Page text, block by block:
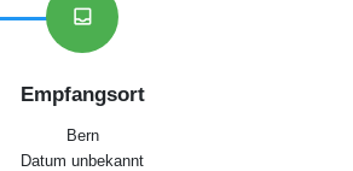
inbox
Empfangsort
Bern
Datum unbekannt